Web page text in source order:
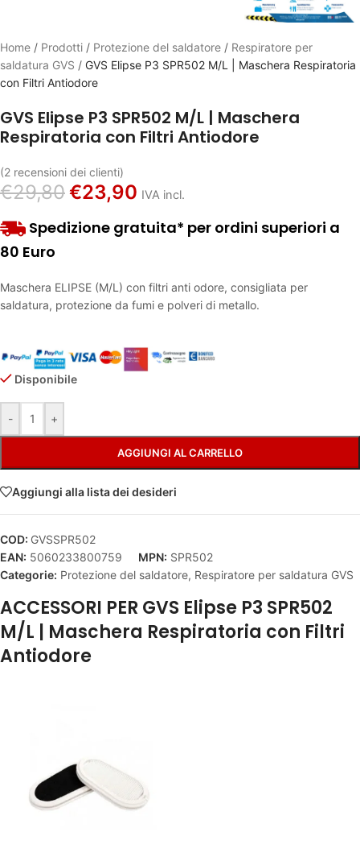
Home / Prodotti / Protezione del saldatore / Respiratore per
saldatura GVS / GVS Elipse P3 SPR502 M/L | Maschera Respiratoria
con Filtri Antiodore
GVS Elipse P3 SPR502 M/L | Maschera
Respiratoria con Filtri Antiodore
(2 recensioni dei clienti)
€29,80€23,90 IVA incl.
Spedizione gratuita* per ordini superiori a
80 Euro
Maschera ELIPSE (M/L) con filtri anti odore, consigliata per
saldatura, protezione da fumi e polveri di metallo.
Disponibile
- +
AGGIUNGI AL CARRELLO
Aggiungi alla lista dei desideri
COD: GVSSPR502
EAN: 5060233800759 MPN: SPR502
Categorie: Protezione del saldatore, Respiratore per saldatura GVS
ACCESSORI PER GVS Elipse P3 SPR502
M/L | Maschera Respiratoria con Filtri
Antiodore